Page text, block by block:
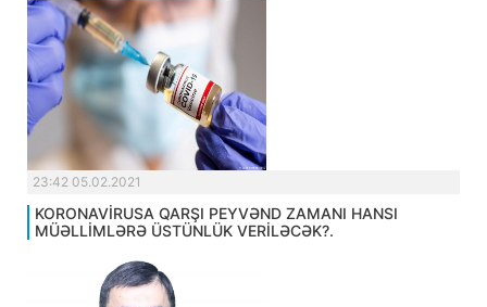
23:42 05.02.2021
KORONAVİRUSA QARŞI PEYVƏND ZAMANI HANSI
MÜƏLLİMLƏRƏ ÜSTÜNLÜK VERİLƏCƏK?.